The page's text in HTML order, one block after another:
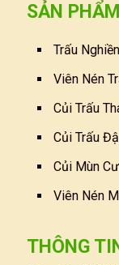
SẢN
Trấu Nghiền
Viên Nén
Củi Trấu
Củi Trấu
Củi Mùn
Viên Nén
THÔNG